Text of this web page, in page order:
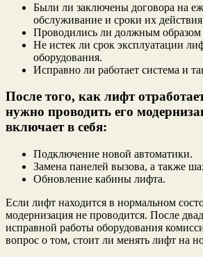
Были ли заключены договора на
обслуживание и сроки их
Проводились ли должным
Не истек ли срок эксплуатации
оборудования.
Исправно ли работает система и
После того, как лифт
нужно проводить его
включает в себя:
Подключение новой автоматики.
Замена панелей вызова, а также
Обновление кабины лифта.
Если лифт находится в нормальном
модернизация не проводится. После
исправной работы оборудования
вопрос о том, стоит ли менять лифт на